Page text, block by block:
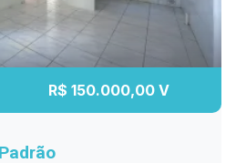
R$ 150.000,00 V